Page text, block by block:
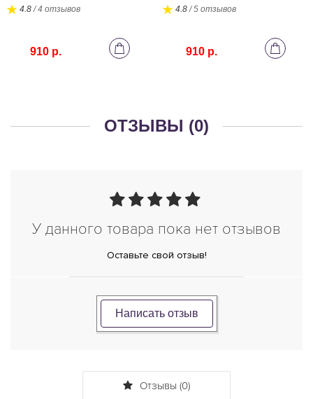
4.8/ 4 отзывов
910 р.
4.8/ 5 отзывов
910 р.
ОТЗЫВЫ (0)
У данного товара пока нет отзывов
Оставьте свой отзыв!
Написать отзыв
Отзывы (0)